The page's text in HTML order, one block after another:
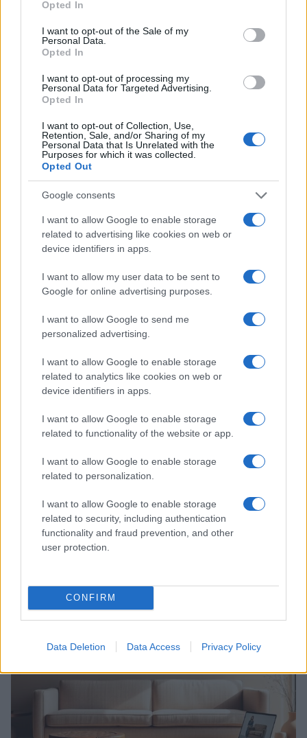
use your data for below specified purposes in below Google
consent section.
Opted In
I want to opt-out of the Sale of my
Personal Data.
Opted In
I want to opt-out of processing my
Personal Data for Targeted Advertising.
Opted In
I want to opt-out of Collection, Use,
Retention, Sale, and/or Sharing of my
Personal Data that Is Unrelated with the
Purposes for which it was collected.
Opted Out
Google consents
I want to allow Google to enable storage
related to advertising like cookies on web or
device identifiers in apps.
I want to allow my user data to be sent to
Google for online advertising purposes.
I want to allow Google to send me
personalized advertising.
I want to allow Google to enable storage
related to analytics like cookies on web or
device identifiers in apps.
I want to allow Google to enable storage
related to functionality of the website or app.
I want to allow Google to enable storage
related to personalization.
I want to allow Google to enable storage
related to security, including authentication
functionality and fraud prevention, and other
user protection.
CONFIRM
Data Deletion Data Access Privacy Policy
Continua a leggere
GUIDE
Guida passo passo alle aste online per l’acquisto di
Matteo Pellegrino · 9 Giu 2026